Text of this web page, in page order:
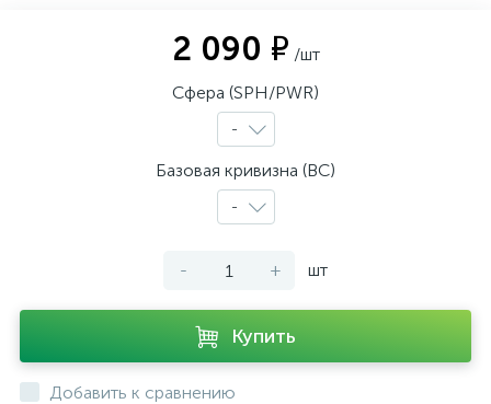
2 090 ₽ /шт
Сфера (SPH/PWR)
-
Базовая кривизна (BC)
-
- + шт
Купить
Добавить к сравнению